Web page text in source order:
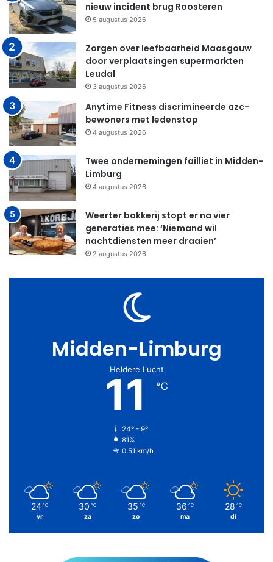
nieuw incident brug Roosteren
5 augustus 2026
Zorgen over leefbaarheid Maasgouw
door verplaatsingen supermarkten
Leudal
3 augustus 2026
Anytime Fitness discrimineerde azc-
bewoners met ledenstop
4 augustus 2026
Twee ondernemingen failliet in Midden-
Limburg
4 augustus 2026
Weerter bakkerij stopt er na vier
generaties mee: ‘Niemand wil
nachtdiensten meer draaien’
2 augustus 2026
Midden-Limburg
Heldere Lucht
11 ℃
24º - 9º
81%
0.51 km/h
24 ℃
vr
30 ℃
za
35 ℃
zo
36 ℃
ma
28 ℃
di